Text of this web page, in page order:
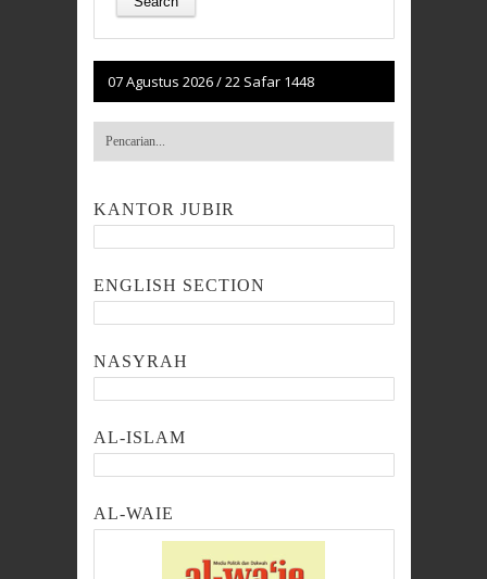
07 Agustus 2026/22 Safar 1448
KANTOR JUBIR
ENGLISH SECTION
NASYRAH
AL-ISLAM
AL-WAIE